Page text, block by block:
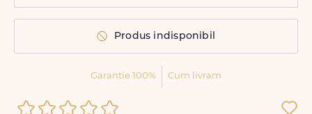
Produs indisponibil
Garantie 100% Cum livram